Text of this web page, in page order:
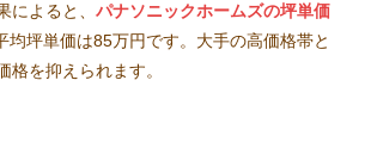
によると、パナソニックホームズの坪単価
均坪単価は85万円です。大手の高価格帯と
格を抑えられます。